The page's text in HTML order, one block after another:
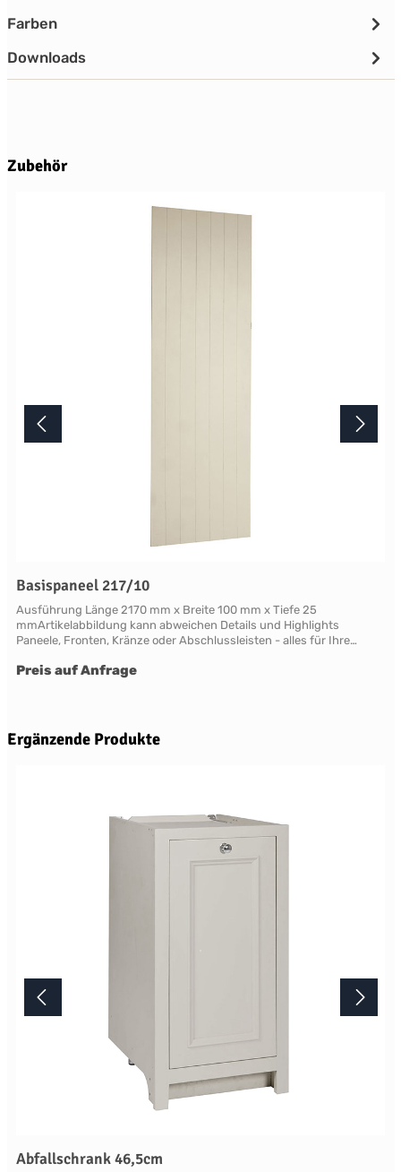
Farben
Downloads
Produktgalerie überspringen
Zubehör
Basispaneel 217/10
Ausführung Länge 2170 mm x Breite 100 mm x Tiefe 25
mmArtikelabbildung kann abweichen Details und Highlights
Paneele, Fronten, Kränze oder Abschlussleisten - alles für Ihre
variablen Ausstattungen und DimensionenNahezu grenzenlose
dieser "handpainted" Oberflächen sind der matte Glanz und der
sichtbare feine Pinseleffekt. Die visuelle und haptische Wirkung einer
englischen Manufaktur gefertigt.Die Lieferzeit beträgt daher
mindestens acht Wochen. Mehr Informationen Bitte beachten Sie,
aufgrund der Lichtverhältnisse bei der Produktfotografie und
unterschiedlichenBildschirmeinstellungen kann es dazu kommen,
Preis auf Anfrage
Produktgalerie überspringen
Ergänzende Produkte
Abfallschrank 46,5cm